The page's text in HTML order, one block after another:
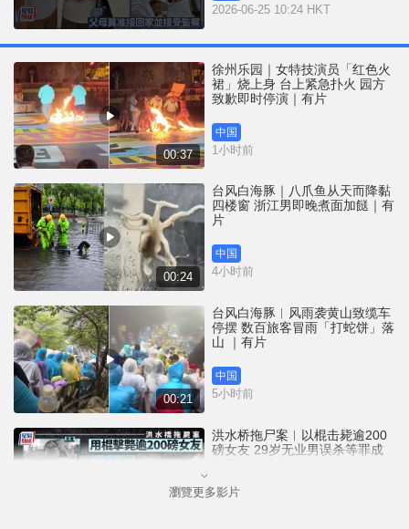
2026-06-25 10:24 HKT
00:37
徐州乐园｜女特技演员「红色火
裙」烧上身 台上紧急扑火 园方
致歉即时停演｜有片
中国
1小时前
00:24
台风白海豚｜八爪鱼从天而降黏
四楼窗 浙江男即晚煮面加餸｜有
片
中国
4小时前
00:21
台风白海豚︱风雨袭黄山致缆车
停摆 数百旅客冒雨「打蛇饼」落
山 ｜有片
中国
5小时前
洪水桥拖尸案︱以棍击毙逾200
磅女友 29岁无业男误杀等罪成
港闻
瀏覽更多影片